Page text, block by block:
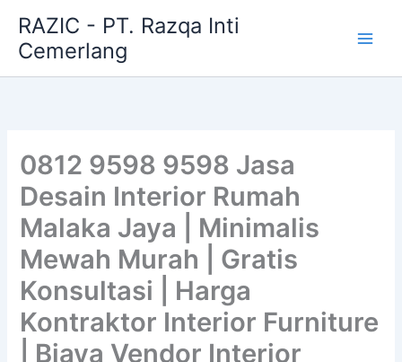
content
RAZIC - PT. Razqa Inti
Cemerlang
0812 9598 9598 Jasa
Desain Interior Rumah
Malaka Jaya | Minimalis
Mewah Murah | Gratis
Konsultasi | Harga
Kontraktor Interior Furniture
| Biaya Vendor Interior